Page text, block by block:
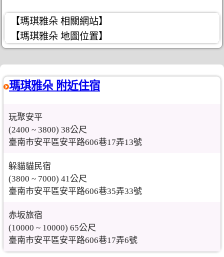
【瑪琪雅朵 相關網站】
【瑪琪雅朵 地圖位置】
瑪琪雅朵 附近住宿
玩聚安平
(2400 ~ 3800) 38公尺
臺南市安平區安平路606巷17弄13號
躲貓貓民宿
(3800 ~ 7000) 41公尺
臺南市安平區安平路606巷35弄33號
赤坂旅宿
(10000 ~ 10000) 65公尺
臺南市安平區安平路606巷17弄6號